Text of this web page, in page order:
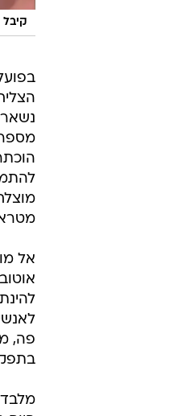
קיבל
אל
פה,